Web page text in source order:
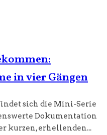
in vier Gängen
sich die Mini-Serie
Dokumentation
kurzen, erhellenden...